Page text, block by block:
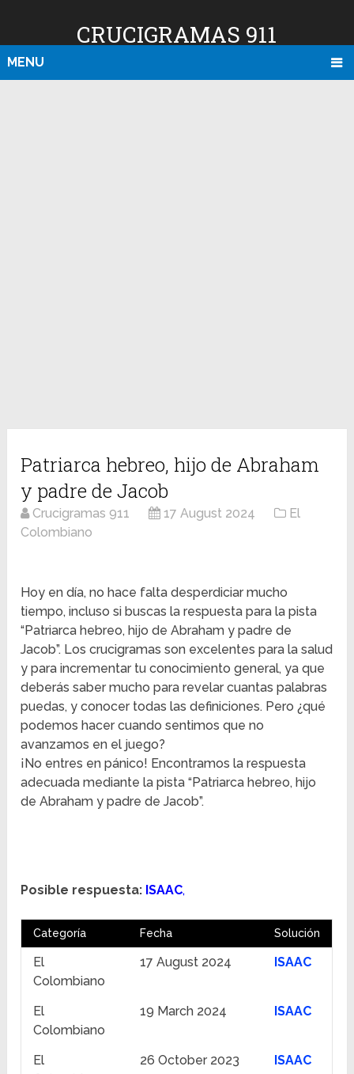
CRUCIGRAMAS 911
MENU
Patriarca hebreo, hijo de Abraham
y padre de Jacob
Crucigramas 911 17 August 2024
El
Colombiano
Hoy en día, no hace falta desperdiciar mucho
tiempo, incluso si buscas la respuesta para la pista
“Patriarca hebreo, hijo de Abraham y padre de
Jacob”. Los crucigramas son excelentes para la salud
y para incrementar tu conocimiento general, ya que
deberás saber mucho para revelar cuantas palabras
puedas, y conocer todas las definiciones. Pero ¿qué
podemos hacer cuando sentimos que no
avanzamos en el juego?
¡No entres en pánico! Encontramos la respuesta
adecuada mediante la pista “Patriarca hebreo, hijo
de Abraham y padre de Jacob”.
Posible respuesta: ISAAC,
Categoría Fecha Solución
El
Colombiano
17 August 2024 ISAAC
El
Colombiano
19 March 2024 ISAAC
El
26 October 2023 ISAAC